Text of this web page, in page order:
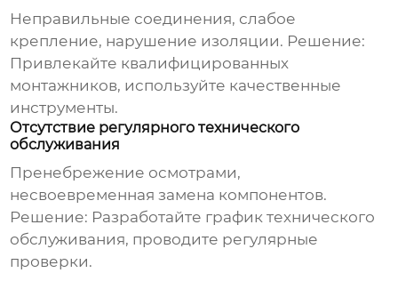
Неправильные соединения, слабое
крепление, нарушение изоляции. Решение:
Привлекайте квалифицированных
монтажников, используйте качественные
инструменты.
Отсутствие регулярного технического
обслуживания
Пренебрежение осмотрами,
несвоевременная замена компонентов.
Решение: Разработайте график технического
обслуживания, проводите регулярные
проверки.